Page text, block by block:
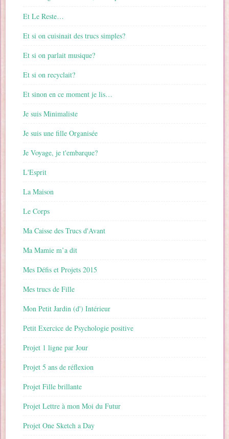
Et Le Reste…
Et si on cuisinait des trucs simples?
Et si on parlait musique?
Et si on recyclait?
Et sinon en ce moment je lis…
Je suis Minimaliste
Je suis une fille Organisée
Je Voyage, je t'embarque?
L'Esprit
La Maison
Le Corps
Ma Caisse des Trucs d'Avant
Ma Mamie m’a dit
Mes Défis et Projets 2015
Mes trucs de Fille
Mon Petit Jardin (d') Intérieur
Petit Exercice de Psychologie positive
Projet 1 ligne par Jour
Projet 5 ans de réflexion
Projet Fille brillante
Projet Lettre à mon Moi du Futur
Projet One Sketch a Day